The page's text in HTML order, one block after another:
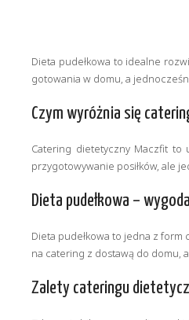
Dieta pudełkowa to idealne
gotowania w domu, a
Czym wyróżnia się
Catering dietetyczny Maczfit to
przygotowywanie posiłków, ale
Dieta pudełkowa –
Dieta pudełkowa to jedna z
na catering z dostawą do domu,
Zalety cateringu